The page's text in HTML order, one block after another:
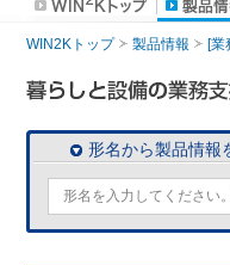
WIN2Kトップ 製品情報 [業
形名から製品情報